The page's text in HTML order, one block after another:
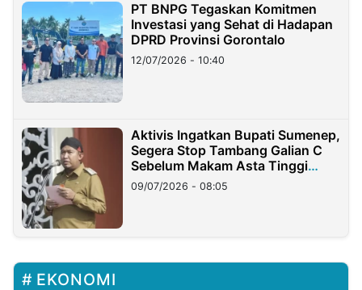
PT BNPG Tegaskan Komitmen
Investasi yang Sehat di Hadapan
DPRD Provinsi Gorontalo
12/07/2026 - 10:40
Aktivis Ingatkan Bupati Sumenep,
Segera Stop Tambang Galian C
Sebelum Makam Asta Tinggi
Longsor
09/07/2026 - 08:05
EKONOMI